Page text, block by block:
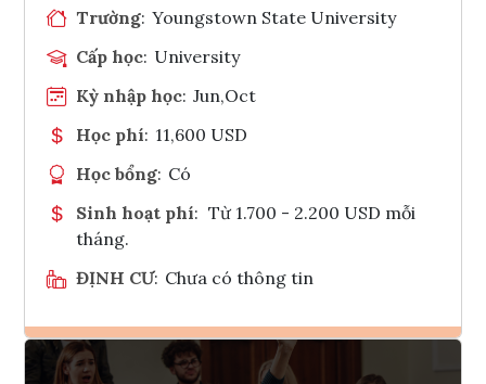
Trường: Youngstown State University
Cấp học: University
Kỳ nhập học: Jun,Oct
Học phí: 11,600 USD
Học bổng: Có
Sinh hoạt phí: Từ 1.700 - 2.200 USD mỗi
tháng.
ĐỊNH CƯ: Chưa có thông tin
Ghi danh